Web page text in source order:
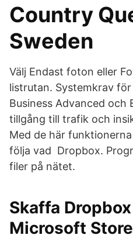
Country
Sweden
Välj Endast foton eller
listrutan. Systemkrav
Business Advanced och
tillgång till trafik och
Med de här
följa vad Dropbox.
filer på nätet.
Skaffa
Microsoft